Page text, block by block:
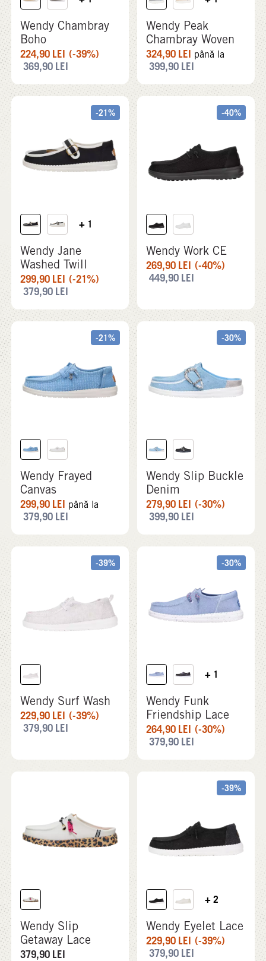
Wendy Chambray
Boho
224,90 LEI (-39%)
369,90 LEI
Wendy Peak
Chambray Woven
324,90 LEI până la
399,90 LEI
-21%
+ 1
Wendy Jane
Washed Twill
299,90 LEI (-21%)
379,90 LEI
-40%
Wendy Work CE
269,90 LEI (-40%)
449,90 LEI
-21%
Wendy Frayed
Canvas
299,90 LEI până la
379,90 LEI
-30%
Wendy Slip Buckle
Denim
279,90 LEI (-30%)
399,90 LEI
-39%
Wendy Surf Wash
229,90 LEI (-39%)
379,90 LEI
-30%
+ 1
Wendy Funk
Friendship Lace
264,90 LEI (-30%)
379,90 LEI
Wendy Slip
Getaway Lace
379,90 LEI
-39%
+ 2
Wendy Eyelet Lace
229,90 LEI (-39%)
379,90 LEI